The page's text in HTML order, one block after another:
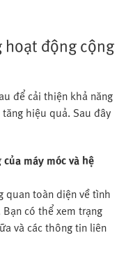
hoạt động cộng
để cải thiện khả năng
hiệu quả. Sau đây
máy móc và hệ
quan toàn diện về tình
có thể xem trạng
và các thông tin liên